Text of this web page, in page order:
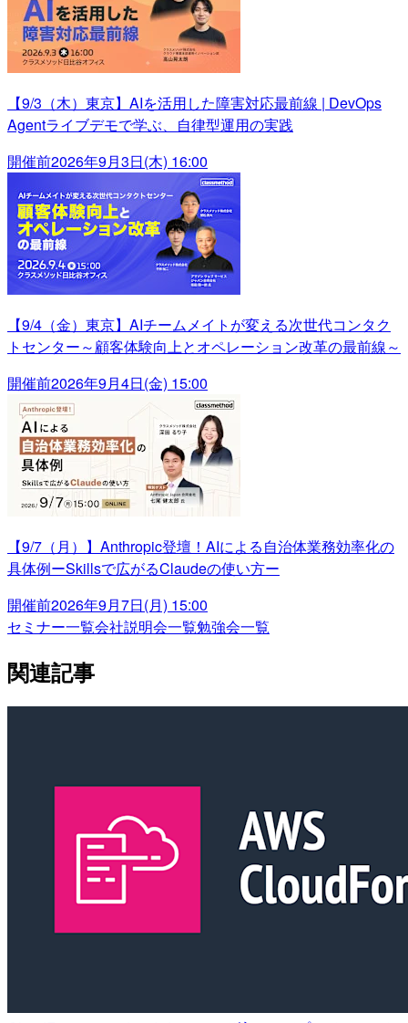
【9/3（木）東京】AIを活用した障害対応最前線 | DevOps
Agentライブデモで学ぶ、自律型運用の実践
開催前2026年9月3日(木) 16:00
【9/4（金）東京】AIチームメイトが変える次世代コンタク
トセンター～顧客体験向上とオペレーション改革の最前線～
開催前2026年9月4日(金) 15:00
【9/7（月）】Anthropic登壇！AIによる自治体業務効率化の
具体例ーSkillsで広がるClaudeの使い方ー
開催前2026年9月7日(月) 15:00
セミナー一覧会社説明会一覧勉強会一覧
関連記事